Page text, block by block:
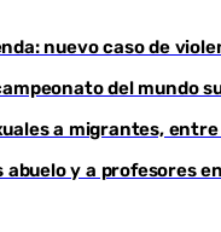
nuevo caso de
del mundo
a migrantes,
y a profesores